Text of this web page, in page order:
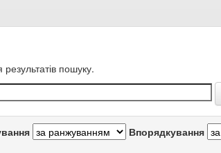
пошуку.
Впорядкування